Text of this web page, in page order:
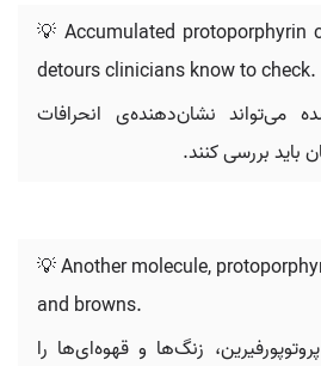
💡 Accumulated protoporphyrin
detours clinicians know to check.
می‌تواند نشان‌دهنده‌ی انحرافات
باید بررسی کنند.
💡 Another molecule,
and browns.
زنگ‌ها و قهوه‌ای‌ها را